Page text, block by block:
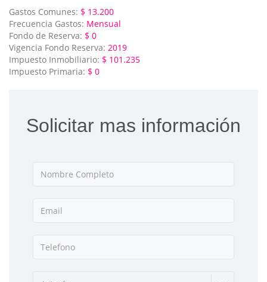
Gastos Comunes: $ 13.200
Frecuencia Gastos: Mensual
Fondo de Reserva: $ 0
Vigencia Fondo Reserva: 2019
Impuesto Inmobiliario: $ 101.235
Impuesto Primaria: $ 0
Solicitar mas información